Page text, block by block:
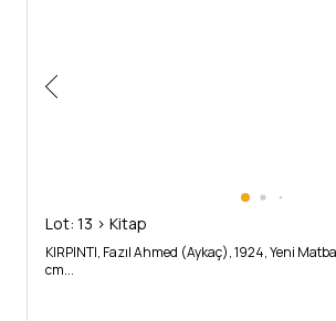
Lot: 13 > Kitap
KIRPINTI, Fazıl Ahmed (Aykaç), 1924, Yeni
cm...